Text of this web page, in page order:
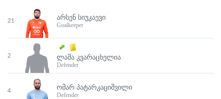
21 ᲐᲠᲡᲔᲜ ᲡᲘᲣᲙᲐᲔᲕᲘ
Goalkeeper
2 ᲚᲐᲨᲐ ᲙᲕᲐᲠᲐᲪᲮᲔᲚᲘᲐ
Defender
4 ᲝᲛᲐᲠ ᲞᲐᲢᲐᲠᲙᲐᲪᲘᲨᲕᲘᲚᲘ
Defender